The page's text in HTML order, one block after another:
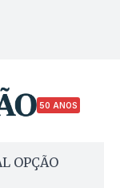
50 ANOS
OPÇÃO